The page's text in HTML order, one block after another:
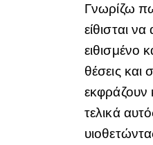
Γνωρίζω
είθισται
ειθισμένο
θέσεις
εκφράζουν
τελικά